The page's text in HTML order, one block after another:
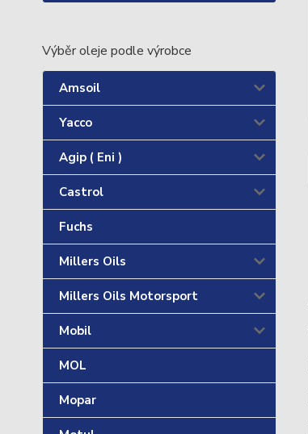
Výběr oleje podle výrobce
Amsoil
Yacco
Agip ( Eni )
Castrol
Fuchs
Millers Oils
Millers Oils Motorsport
Mobil
MOL
Mopar